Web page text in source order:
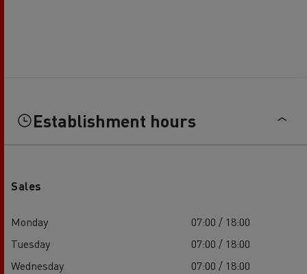
Establishment hours
Sales
Monday
07:00 / 18:00
Tuesday
07:00 / 18:00
Wednesday
07:00 / 18:00